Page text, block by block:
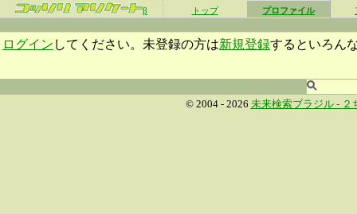
β トップ プロファイル
ログイン してください。未登録の方は新規登録するといろん
© 2004 - 2026 未来検索ブラジル - ２